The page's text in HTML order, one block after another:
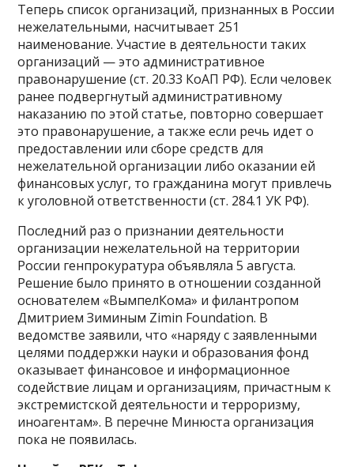
Теперь список организаций, признанных в России
нежелательными, насчитывает 251
наименование. Участие в деятельности таких
организаций — это административное
правонарушение (ст. 20.33 КоАП РФ). Если человек
ранее подвергнутый административному
наказанию по этой статье, повторно совершает
это правонарушение, а также если речь идет о
предоставлении или сборе средств для
нежелательной организации либо оказании ей
финансовых услуг, то гражданина могут привлечь
к уголовной ответственности (ст. 284.1 УК РФ).
Последний раз о признании деятельности
организации нежелательной на территории
России генпрокуратура объявляла 5 августа.
Решение было принято в отношении созданной
основателем «ВымпелКома» и филантропом
Дмитрием Зиминым Zimin Foundation. В
ведомстве заявили, что «наряду с заявленными
целями поддержки науки и образования фонд
оказывает финансовое и информационное
содействие лицам и организациям, причастным к
экстремистской деятельности и терроризму,
иноагентам». В перечне Минюста организация
пока не появилась.